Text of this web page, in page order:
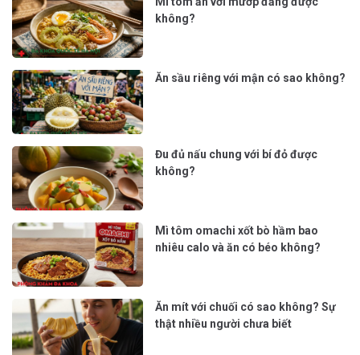
không?
Ăn sầu riêng với mận có sao không?
Đu đủ nấu chung với bí đỏ được
không?
Mì tôm omachi xốt bò hầm bao
nhiêu calo và ăn có béo không?
Ăn mít với chuối có sao không? Sự
thật nhiều người chưa biết